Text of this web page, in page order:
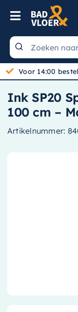
Skip to content
Toggle
Wastafels
Toiletten
Spiegels
Voor 14:00
Ink SP20
100 cm –
Artikelnummer: